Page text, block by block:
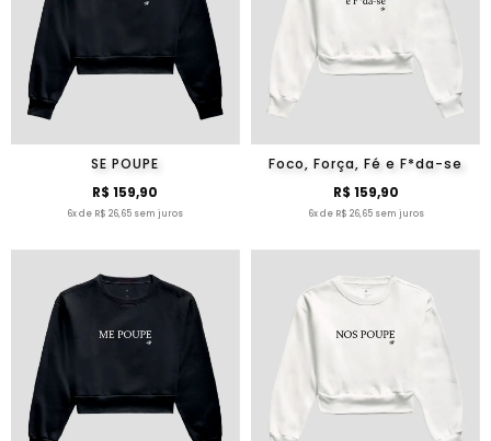
SE POUPE
R$ 159,90
6x de R$ 26,65 sem juros
Foco, Força, Fé e F*da-se
R$ 159,90
6x de R$ 26,65 sem juros